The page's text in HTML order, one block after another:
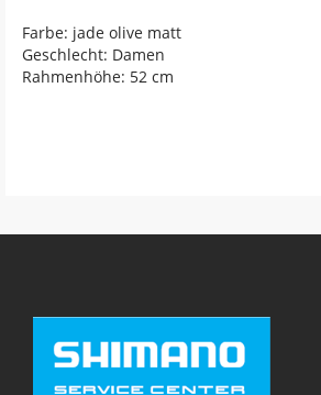
Farbe: jade olive matt
Geschlecht: Damen
Rahmenhöhe: 52 cm